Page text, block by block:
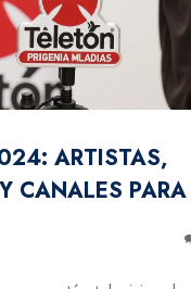
ARTISTAS,
CANALES